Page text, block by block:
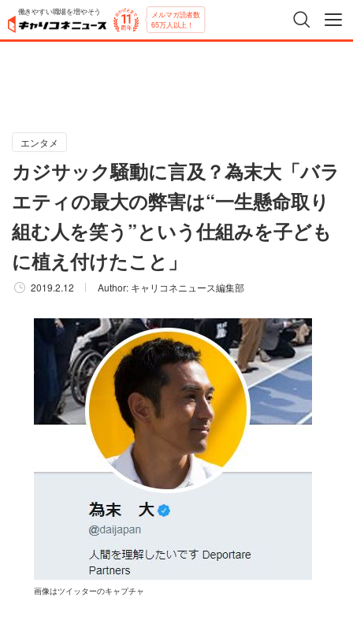
働きやすい職場を増やそう メルマガ読者数
65万人以上！
エンタメ
カジサック騒動に言及？為末大「バラ
エティの最大の弊害は“一生懸命取り
組む人を笑う”という仕組みを子ども
に植え付けたこと」
2019.2.12 Author: キャリコネニュース編集部
画像はツイッターのキャプチャ